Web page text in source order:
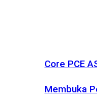
Core PCE
Membuka